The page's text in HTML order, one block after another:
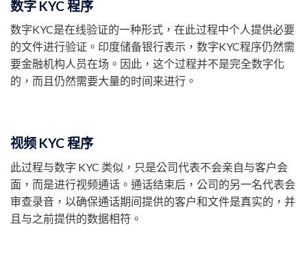
数字 KYC 程序
数字KYC是在线验证的一种形式，在此过程中个人提供必要
的文件进行验证。印度储备银行表示，数字KYC程序仍然需
要金融机构人员在场。因此，这个过程并不是完全数字化
的，而且仍然需要大量的时间来进行。
视频 KYC 程序
此过程与数字 KYC 类似，只是公司代表不会亲自与客户会
面，而是进行视频通话。通话结束后，公司的另一名代表会
审查录音，以确保通话期间提供的客户和文件是真实的，并
且与之前提供的数据相符。